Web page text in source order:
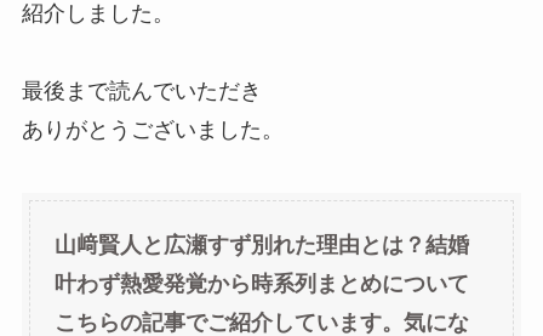
紹介しました。
最後まで読んでいただき
ありがとうございました。
山﨑賢人と広瀬すず別れた理由とは？結婚
叶わず熱愛発覚から時系列まとめについて
こちらの記事でご紹介しています。気にな